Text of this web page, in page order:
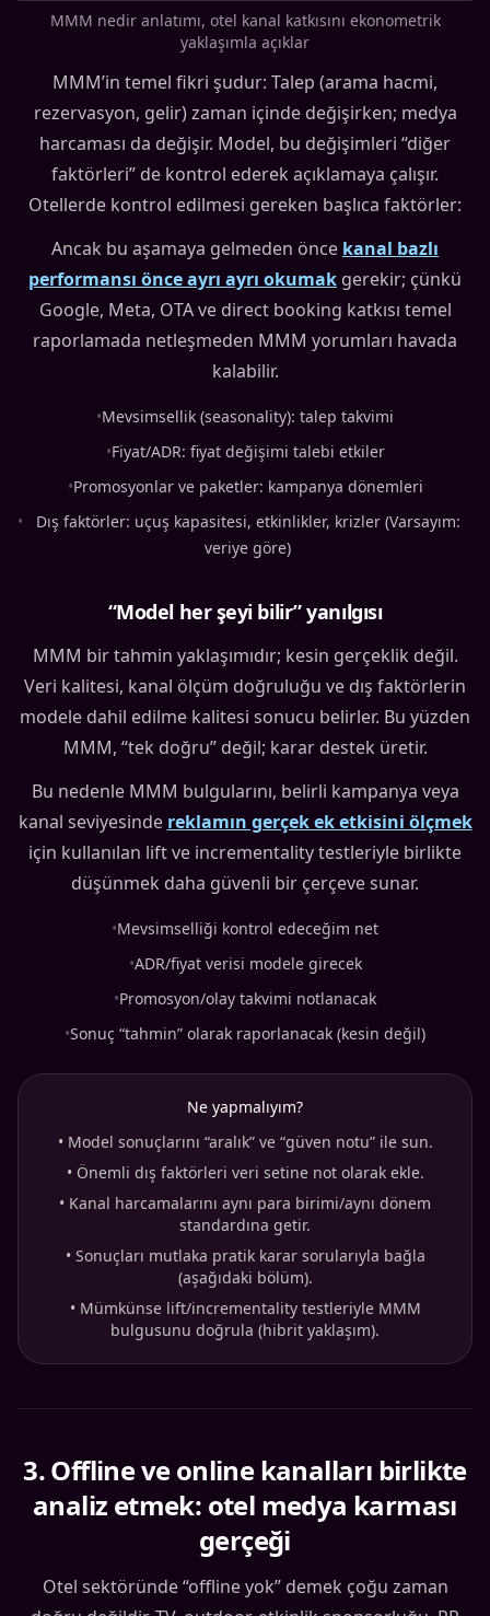
MMM nedir anlatımı, otel kanal katkısını ekonometrik
yaklaşımla açıklar
MMM’in temel fikri şudur: Talep (arama hacmi,
rezervasyon, gelir) zaman içinde değişirken; medya
harcaması da değişir. Model, bu değişimleri “diğer
faktörleri” de kontrol ederek açıklamaya çalışır.
Otellerde kontrol edilmesi gereken başlıca faktörler:
Ancak bu aşamaya gelmeden önce kanal bazlı
performansı önce ayrı ayrı okumak gerekir; çünkü
Google, Meta, OTA ve direct booking katkısı temel
raporlamada netleşmeden MMM yorumları havada
kalabilir.
•Mevsimsellik (seasonality): talep takvimi
•Fiyat/ADR: fiyat değişimi talebi etkiler
•Promosyonlar ve paketler: kampanya dönemleri
•
Dış faktörler: uçuş kapasitesi, etkinlikler, krizler (Varsayım:
veriye göre)
“Model her şeyi bilir” yanılgısı
MMM bir tahmin yaklaşımıdır; kesin gerçeklik değil.
Veri kalitesi, kanal ölçüm doğruluğu ve dış faktörlerin
modele dahil edilme kalitesi sonucu belirler. Bu yüzden
MMM, “tek doğru” değil; karar destek üretir.
Bu nedenle MMM bulgularını, belirli kampanya veya
kanal seviyesinde reklamın gerçek ek etkisini ölçmek
için kullanılan lift ve incrementality testleriyle birlikte
düşünmek daha güvenli bir çerçeve sunar.
•Mevsimselliği kontrol edeceğim net
•ADR/fiyat verisi modele girecek
•Promosyon/olay takvimi notlanacak
•Sonuç “tahmin” olarak raporlanacak (kesin değil)
Ne yapmalıyım?
• Model sonuçlarını “aralık” ve “güven notu” ile sun.
• Önemli dış faktörleri veri setine not olarak ekle.
• Kanal harcamalarını aynı para birimi/aynı dönem
standardına getir.
• Sonuçları mutlaka pratik karar sorularıyla bağla
(aşağıdaki bölüm).
• Mümkünse lift/incrementality testleriyle MMM
bulgusunu doğrula (hibrit yaklaşım).
3.Offline ve online kanalları birlikte
analiz etmek: otel medya karması
gerçeği
Otel sektöründe “offline yok” demek çoğu zaman